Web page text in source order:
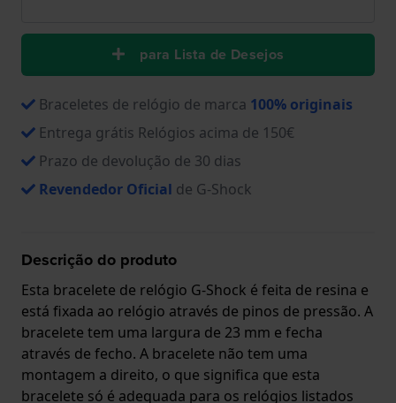
para Lista de Desejos
Braceletes de relógio de marca 100% originais
Entrega grátis Relógios acima de 150€
Prazo de devolução de 30 dias
Revendedor Oficial de G-Shock
Descrição do produto
Esta bracelete de relógio G-Shock é feita de resina e
está fixada ao relógio através de pinos de pressão. A
bracelete tem uma largura de 23 mm e fecha
através de fecho. A bracelete não tem uma
montagem a direito, o que significa que esta
bracelete só é adequada para os relógios listados